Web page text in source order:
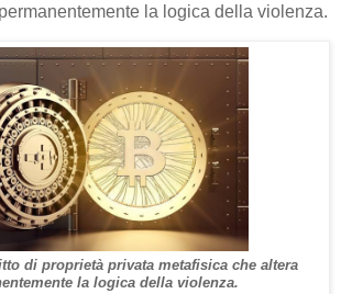
la logica della violenza.
di proprietà privata metafisica che altera
la logica della violenza.